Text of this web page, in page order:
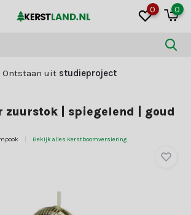
0 0
Ontstaan uit studieproject
zuurstok | spiegelend | goud
Bekijk alles Kerstboomversiering